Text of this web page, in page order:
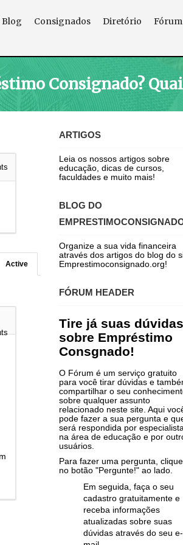
Blog Consignados Diretório Fórum
Consignado?
Active
ARTIGOS
Leia os nossos artigos sobre
educação, dicas de cursos,
faculdades e muito mais!
BLOG DO
Organize a sua vida financeira
através dos artigos do blog do
Emprestimoconsignado.org!
FÓRUM HEADER
Tire já suas dúvidas
sobre Empréstimo
Consgnado!
O Fórum é um serviço gratuito
para você tirar dúvidas e
compartilhar o seu
sobre qualquer assunto
relacionado neste site. Aqui
pode fazer a sua pergunta e
será respondida por
na área de educação e por
usuários.
Para fazer uma pergunta, clique
no botão "Pergunte!" ao lado.
Em seguida, faça o seu
cadastro gratuitamente e
receba informações
atualizadas sobre suas
dúvidas através do seu e-